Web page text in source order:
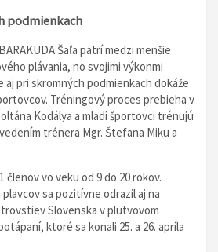
podmienkach
Šaľa patrí medzi menšie
plávania, no svojimi výkonmi
aj pri skromných podmienkach dokáže
Tréningový proces prebieha v
Kodálya a mladí športovci trénujú
trénera Mgr. Štefana Miku a
členov vo veku od 9 do 20 rokov.
sa pozitívne odrazil aj na
Slovenska v plutvovom
ktoré sa konali 25. a 26. apríla